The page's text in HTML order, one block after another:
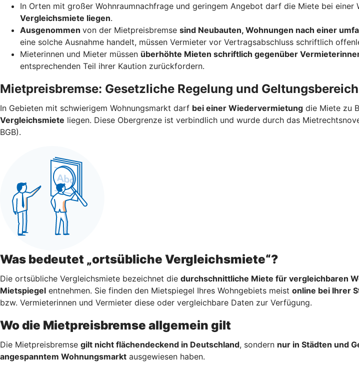
In Orten mit großer Wohnraumnachfrage und geringem Angebot darf die Miete bei einer
Vergleichsmiete liegen.
Ausgenommen von der Mietpreisbremse sind Neubauten, Wohnungen nach einer
eine solche Ausnahme handelt, müssen Vermieter vor Vertragsabschluss schriftlich
Mieterinnen und Mieter müssen überhöhte Mieten schriftlich gegenüber
entsprechenden Teil ihrer Kaution zurückfordern.
Mietpreisbremse: Gesetzliche Regelung und Geltungsbereich
In Gebieten mit schwierigem Wohnungsmarkt darf bei einer Wiedervermietung die Miete zu
Vergleichsmiete liegen. Diese Obergrenze ist verbindlich und wurde durch das
BGB).
Was bedeutet „ortsübliche Vergleichsmiete“?
Die ortsübliche Vergleichsmiete bezeichnet die durchschnittliche Miete für vergleichbaren
Mietspiegel entnehmen. Sie finden den Mietspiegel Ihres Wohngebiets meist online bei Ihrer
bzw. Vermieterinnen und Vermieter diese oder vergleichbare Daten zur Verfügung.
Wo die Mietpreisbremse allgemein gilt
Die Mietpreisbremse gilt nicht flächendeckend in Deutschland, sondern nur in Städten und
angespanntem Wohnungsmarkt ausgewiesen haben.